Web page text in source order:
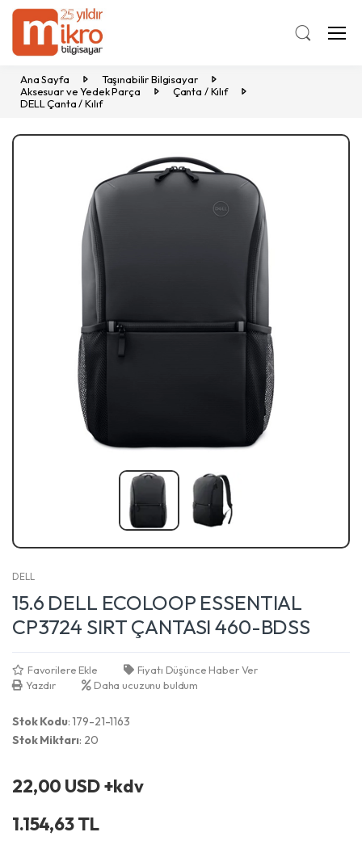
Ana Sayfa
Taşınabilir Bilgisayar
Aksesuar ve Yedek Parça
Çanta / Kılıf
DELL Çanta / Kılıf
Previous
DELL
15.6 DELL ECOLOOP ESSENTIAL
CP3724 SIRT ÇANTASI 460-BDSS
Favorilere Ekle
Fiyatı Düşünce Haber Ver
Yazdır
Daha ucuzunu buldum
Stok Kodu: 179-21-1163
Stok Miktarı: 20
22,00 USD +kdv
1.154,63 TL